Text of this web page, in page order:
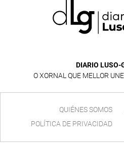
DIARIO LUSO-
O XORNAL QUE MELLOR
QUIÉNES SOMOS
POLÍTICA DE PRIVACIDAD